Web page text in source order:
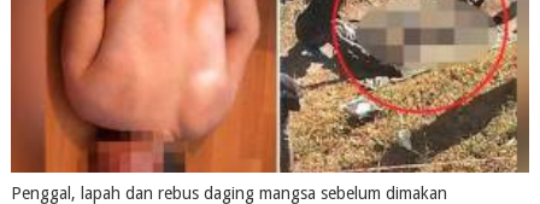
Penggal, lapah dan rebus daging mangsa sebelum dimakan